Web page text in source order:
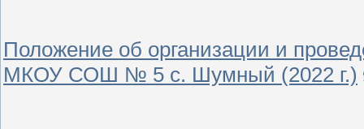
Положение об организации и
МКОУ СОШ № 5 с. Шумный (2022 г.)